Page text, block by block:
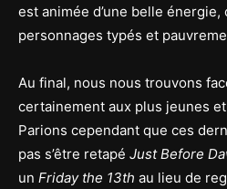
est animée d’une belle
personnages typés et
Au final, nous nous trouvons
certainement aux plus jeunes
Parions cependant que ces
pas s’être retapé Just Before
un Friday the 13th au lieu de